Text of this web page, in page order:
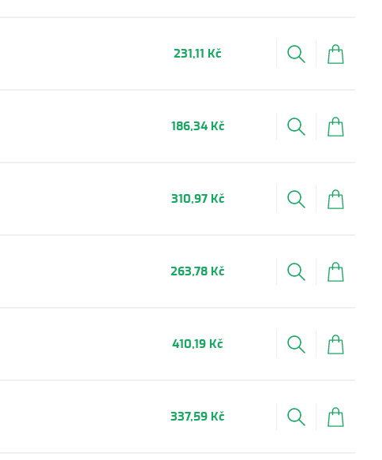
231,11 Kč
186,34 Kč
310,97 Kč
263,78 Kč
410,19 Kč
337,59 Kč